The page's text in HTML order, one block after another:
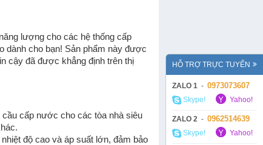
HỖ TRỢ TRỰC TUYẾN
ZALO 1 -0973073607
Skype! Yahoo!
ZALO 2 -0962514639
Skype! Yahoo!
BƠM CHÌM EBARA DF
lượng cho các hệ thống cấp
dành cho bạn! Sản phẩm này được
cậy đã được khẳng định trên thị
cấp nước cho các tòa nhà siêu
độ cao và áp suất lớn, đảm bảo